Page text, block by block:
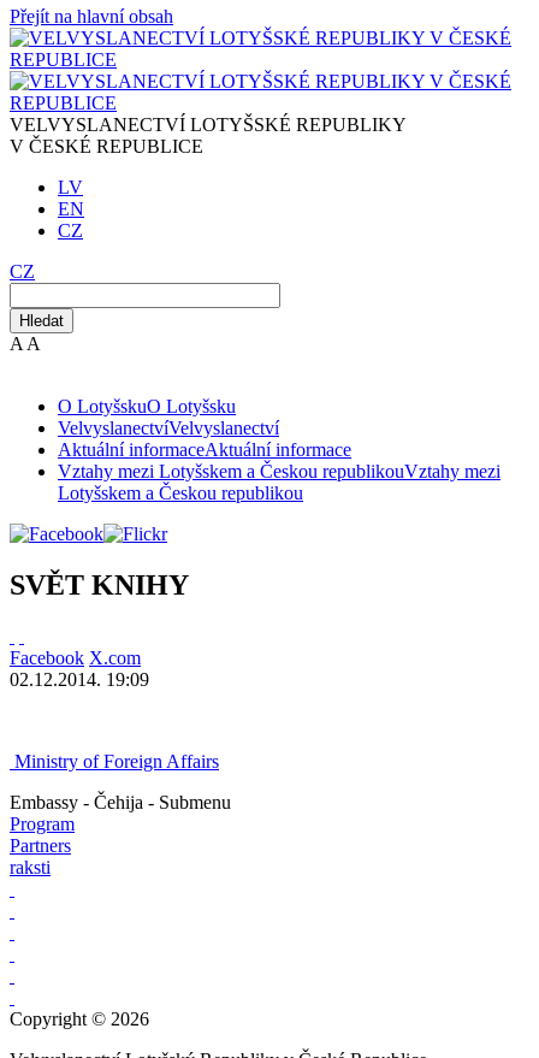
Přejít na hlavní obsah
VELVYSLANECTVÍ LOTYŠSKÉ REPUBLIKY
V ČESKÉ REPUBLICE
LV
EN
CZ
CZ
Hledat
A A
O LotyšskuO Lotyšsku
VelvyslanectvíVelvyslanectví
Aktuální informaceAktuální informace
Vztahy mezi Lotyšskem a Českou republikouVztahy mezi
Lotyšskem a Českou republikou
SVĚT KNIHY
Facebook X.com
02.12.2014. 19:09
Ministry of Foreign Affairs
Embassy - Čehija - Submenu
Program
Partners
raksti
Copyright © 2026